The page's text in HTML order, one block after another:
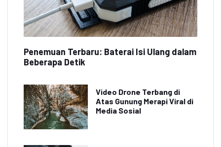
Penemuan Terbaru: Baterai Isi Ulang dalam
Beberapa Detik
Video Drone Terbang di
Atas Gunung Merapi Viral di
Media Sosial